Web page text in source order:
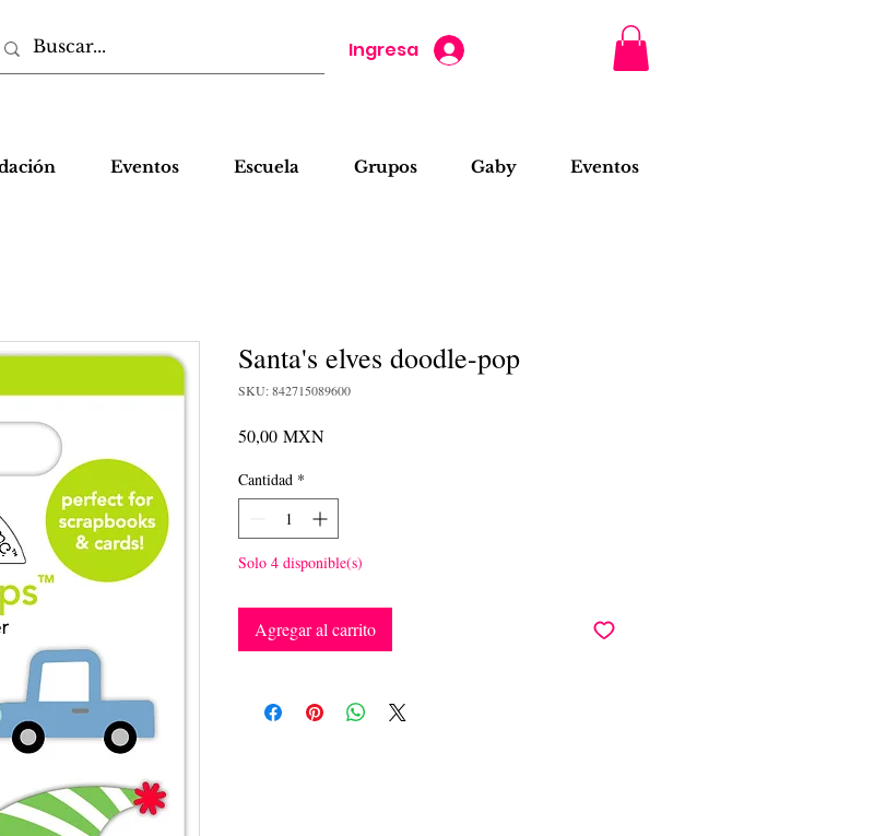
Ingresa
Eventos Escuela Grupos Gaby Eventos
Santa's elves doodle-pop
SKU: 842715089600
50,00 MXNPrecio
Cantidad *
Solo 4 disponible(s)
Agregar al carrito